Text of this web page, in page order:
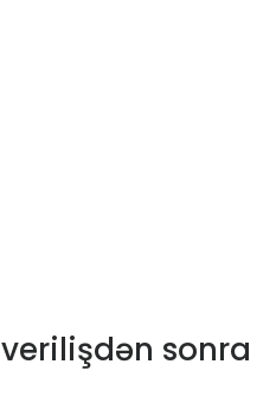
verilişdən sonra